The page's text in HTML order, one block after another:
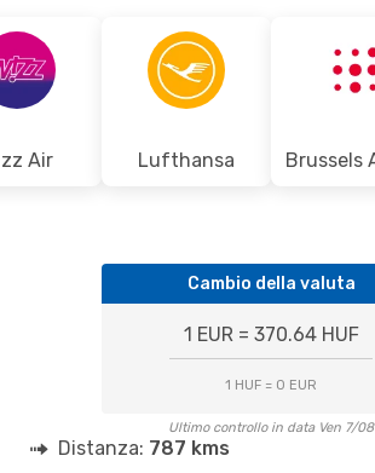
Air Lufthansa
Cambio della valuta
1 EUR = 370.64 HUF
1 HUF = 0 EUR
Ultimo controllo in data Ven 7/08
Distanza: 787 kms